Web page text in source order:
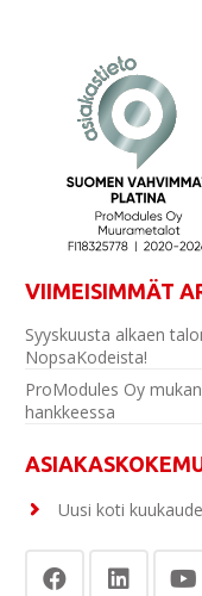
VIIMEISIMMÄT
Syyskuusta alkaen
NopsaKodeista!
ProModules Oy
hankkeessa
Uusi koti